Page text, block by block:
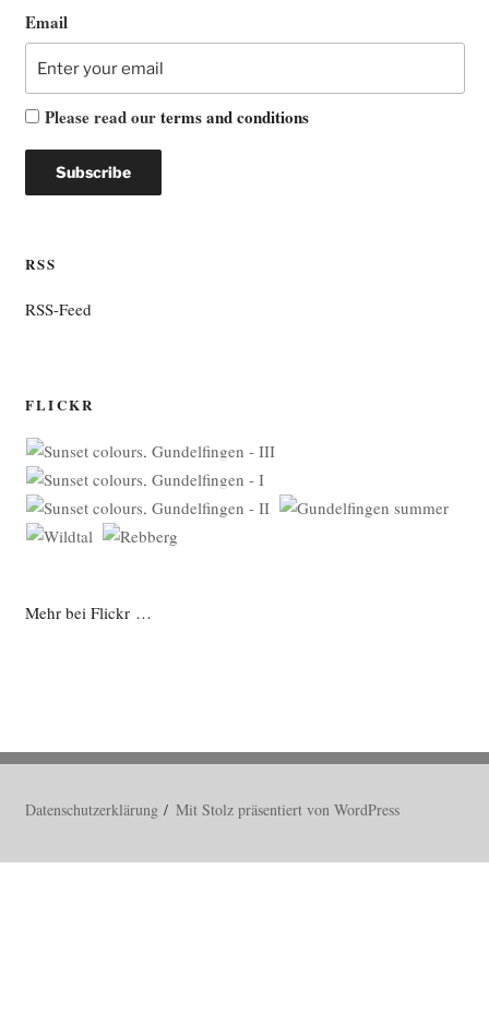
Email
Please read ourterms and conditions
RSS
RSS-Feed
FLICKR
Mehr bei Flickr …
Datenschutzerklärung Mit Stolz präsentiert von WordPress